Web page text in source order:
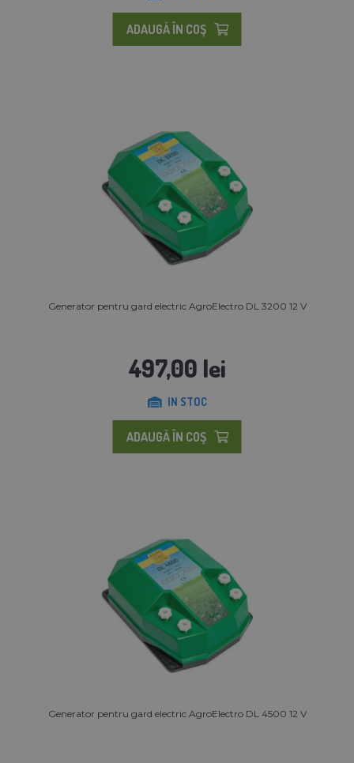
ADAUGĂ ÎN COŞ
Generator pentru gard electric AgroElectro DL 3200 12 V
497,00 lei
IN STOC
ADAUGĂ ÎN COŞ
Generator pentru gard electric AgroElectro DL 4500 12 V